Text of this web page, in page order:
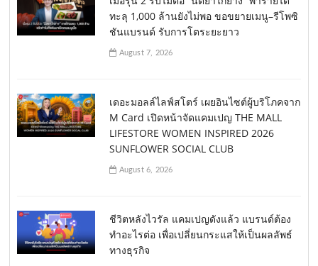
ทะลุ 1,000 ล้านยังไม่พอ ขอขยายเมนู–รีโพซิ
ชันแบรนด์ รับการโตระยะยาว
August 7, 2026
เดอะมอลล์ไลฟ์สโตร์ เผยอินไซต์ผู้บริโภคจาก
M Card เปิดหน้าจัดแคมเปญ THE MALL
LIFESTORE WOMEN INSPIRED 2026
SUNFLOWER SOCIAL CLUB
August 6, 2026
ชีวิตหลังไวรัล แคมเปญดังแล้ว แบรนด์ต้อง
ทำอะไรต่อ เพื่อเปลี่ยนกระแสให้เป็นผลลัพธ์
ทางธุรกิจ